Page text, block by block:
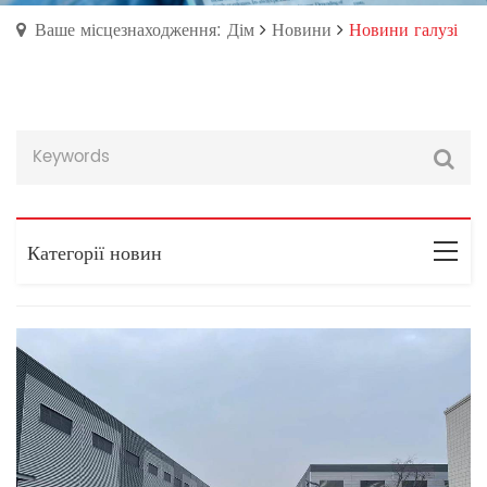
Ваше місцезнаходження: Дім Новини Новини галузі
Категорії новин